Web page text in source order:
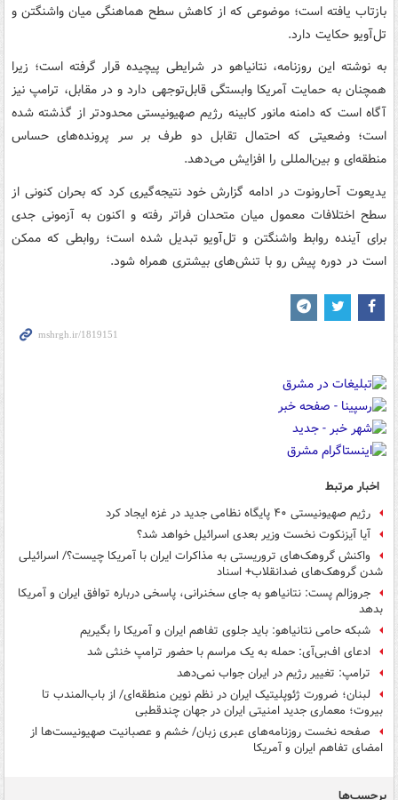
بازتاب یافته است؛ موضوعی که از کاهش سطح هماهنگی میان واشنگتن و
تل‌آویو حکایت دارد.
به نوشته این روزنامه، نتانیاهو در شرایطی پیچیده قرار گرفته است؛ زیرا
همچنان به حمایت آمریکا وابستگی قابل‌توجهی دارد و در مقابل، ترامپ نیز
آگاه است که دامنه مانور کابینه رژیم صهیونیستی محدودتر از گذشته شده
است؛ وضعیتی که احتمال تقابل دو طرف بر سر پرونده‌های حساس
منطقه‌ای و بین‌المللی را افزایش می‌دهد.
یدیعوت آحارونوت در ادامه گزارش خود نتیجه‌گیری کرد که بحران کنونی از
سطح اختلافات معمول میان متحدان فراتر رفته و اکنون به آزمونی جدی
برای آینده روابط واشنگتن و تل‌آویو تبدیل شده است؛ روابطی که ممکن
است در دوره پیش رو با تنش‌های بیشتری همراه شود.
اخبار مرتبط
رژیم صهیونیستی ۴۰ پایگاه نظامی جدید در غزه ایجاد کرد
آیا آیزنکوت نخست وزیر بعدی اسرائیل خواهد شد؟
واکنش گروهک‌های تروریستی به مذاکرات ایران با آمریکا چیست؟/ اسرائیلی
شدن گروهک‌های ضدانقلاب+ اسناد
جروزالم پست: نتانیاهو به جای سخنرانی، پاسخی درباره توافق ایران و آمریکا
بدهد
شبکه حامی نتانیاهو: باید جلوی تفاهم ایران و آمریکا را بگیریم
ادعای اف‌بی‌آی: حمله به یک مراسم با حضور ترامپ خنثی شد
ترامپ: تغییر رژیم در ایران جواب نمی‌دهد
لبنان؛ ضرورت ژئوپلیتیک ایران در نظم نوین منطقه‌ای/ از باب‌المندب تا
بیروت؛ معماری جدید امنیتی ایران در جهان چندقطبی
صفحه نخست روزنامه‌های عبری زبان/ خشم و عصبانیت صهیونیست‌ها از
امضای تفاهم ایران و آمریکا